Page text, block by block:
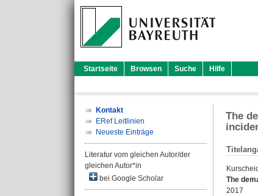
Startseite Browsen Suche Hilfe
Kontakt
ERef Leitlinien
Neueste Einträge
Literatur vom gleichen Autor/der
gleichen Autor*in
bei Google Scholar
The
The
2017